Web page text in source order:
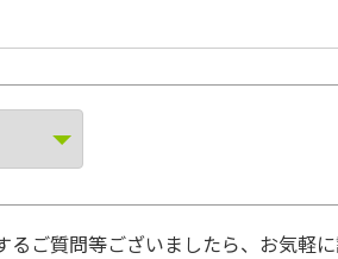
るご質問等ございましたら、お気軽